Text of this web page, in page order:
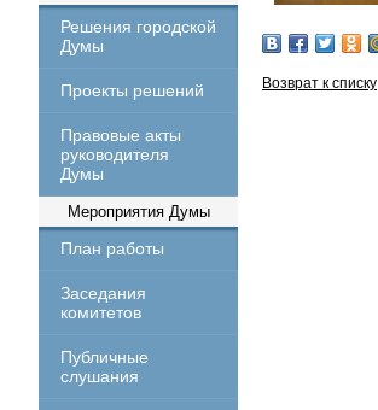
Решения городской
Думы
Проекты решений
Правовые акты
руководителя
Думы
Мероприятия Думы
План работы
Заседания
комитетов
Публичные
слушания
Возврат к списку